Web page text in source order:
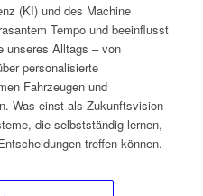
(KI) und des Machine
Tempo und beeinflusst
unseres Alltags – von
personalisierte
Fahrzeugen und
Was einst als Zukunftsvision
die selbstständig lernen,
treffen können.